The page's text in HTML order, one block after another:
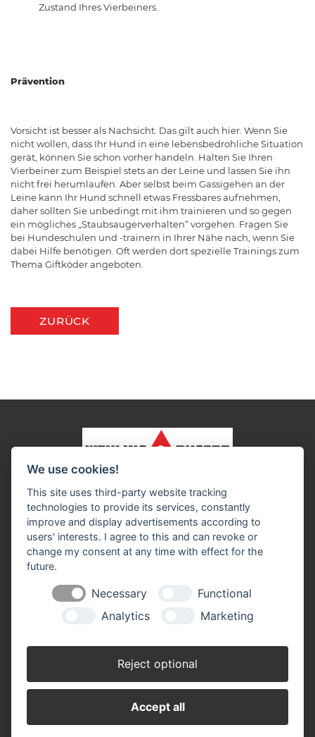
Zustand Ihres Vierbeiners.
Prävention
Vorsicht ist besser als Nachsicht. Das gilt auch hier. Wenn Sie
nicht wollen, dass Ihr Hund in eine lebensbedrohliche Situation
gerät, können Sie schon vorher handeln. Halten Sie Ihren
Vierbeiner zum Beispiel stets an der Leine und lassen Sie ihn
nicht frei herumlaufen. Aber selbst beim Gassigehen an der
Leine kann Ihr Hund schnell etwas Fressbares aufnehmen,
daher sollten Sie unbedingt mit ihm trainieren und so gegen
ein mögliches „Staubsaugerverhalten“ vorgehen. Fragen Sie
bei Hundeschulen und -trainern in Ihrer Nähe nach, wenn Sie
dabei Hilfe benötigen. Oft werden dort spezielle Trainings zum
Thema Giftköder angeboten.
ZURÜCK
Cookie-Einstellungen ändern
Wehling & Busert GmbH
Lerchenweg 28
Telefax: 0 28 62 / 98 02 - 420
Samstag 07.00 - 12.00 Uhr
We use cookies!
This site uses third-party website tracking
technologies to provide its services, constantly
improve and display advertisements according to
users' interests. I agree to this and can revoke or
change my consent at any time with effect for the
future.
Necessary
Functional
Analytics
Marketing
Reject optional
Accept all